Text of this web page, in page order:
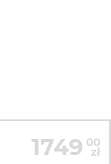
1749 00
zł